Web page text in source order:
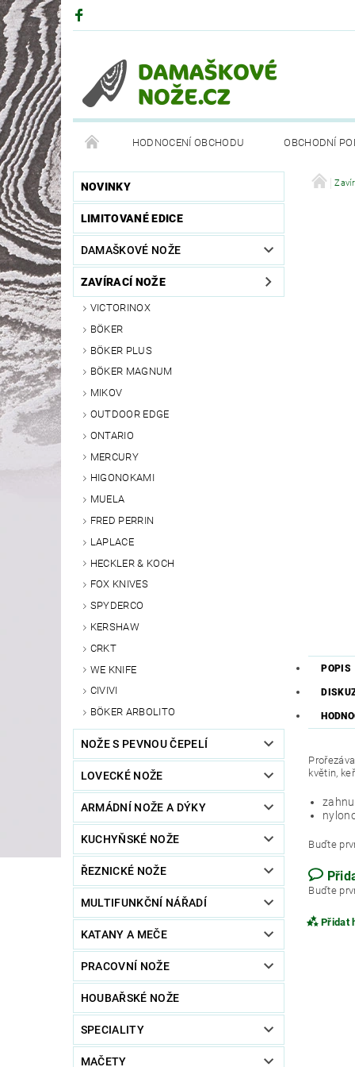
HODNOCENÍ OBCHODU OBCHODNÍ
DRUHY OCELÍ BÖKEROVA
NOVINKY
LIMITOVANÉ EDICE
DAMAŠKOVÉ NOŽE
ZAVÍRACÍ NOŽE
VICTORINOX
BÖKER
BÖKER PLUS
BÖKER MAGNUM
MIKOV
OUTDOOR EDGE
ONTARIO
MERCURY
HIGONOKAMI
MUELA
FRED PERRIN
LAPLACE
HECKLER & KOCH
FOX KNIVES
SPYDERCO
KERSHAW
CRKT
WE KNIFE
CIVIVI
BÖKER ARBOLITO
NOŽE S PEVNOU ČEPELÍ
LOVECKÉ NOŽE
ARMÁDNÍ NOŽE A DÝKY
KUCHYŇSKÉ NOŽE
ŘEZNICKÉ NOŽE
MULTIFUNKČNÍ NÁŘADÍ
KATANY A MEČE
PRACOVNÍ NOŽE
HOUBAŘSKÉ NOŽE
SPECIALITY
MAČETY
POPIS
květin,
Buďte
Buďte
Přidat